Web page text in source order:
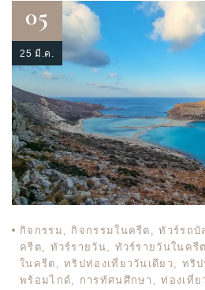
05
25 มี.ค.
กิจกรรม , กิจกรรมในครีต ,ทัวร์รถบั
ครีต, ทัวร์รายวัน, ทัวร์รายวันในครีต
ในครีต ,ทริปท่องเที่ยววันเดียว, ทริป
พร้อมไกด์, การทัศนศึกษา ,ท่องเที่ย